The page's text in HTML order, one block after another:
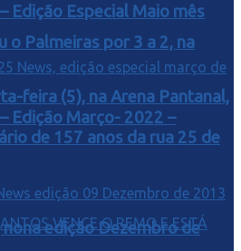
o Palmeiras por 3 a 2, na
feira (5), na Arena Pantanal,
Edição Especial Maio mês
Edição Março- 2022 –
de 157 anos da rua 25 de
edição Dezembro de